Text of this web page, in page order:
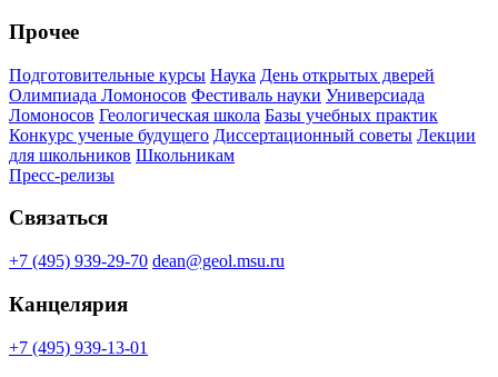
Прочее
Подготовительные курсы Наука День открытых дверей
Олимпиада Ломоносов Фестиваль науки Универсиада
Ломоносов Геологическая школа Базы учебных практик
Конкурс ученые будущего Диссертационный советы Лекции
для школьников Школьникам
Пресс-релизы
Связаться
+7 (495) 939-29-70 dean@geol.msu.ru
Канцелярия
+7 (495) 939-13-01